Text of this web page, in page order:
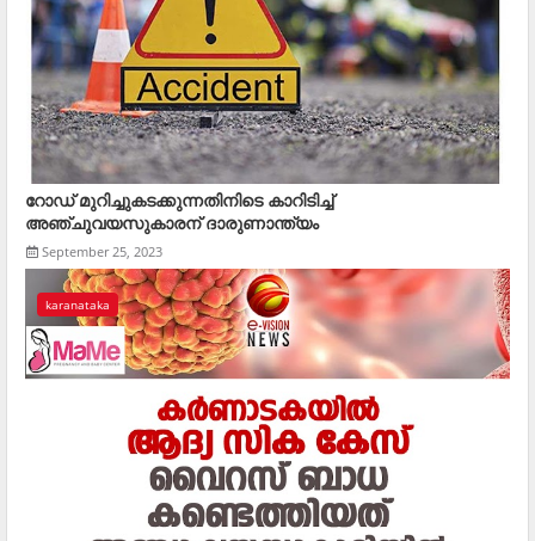
റോഡ് മുറിച്ചുകടക്കുന്നതിനിടെ കാറിടിച്ച്
അഞ്ചുവയസുകാരന് ദാരുണാന്ത്യം
September 25, 2023
karanataka